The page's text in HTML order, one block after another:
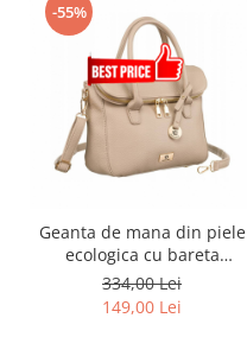
-55%
Geanta de mana din piele
ecologica cu bareta
detasabila - Rovicky PTR-R-
TOR-ALE-8-1087 D.B
334,00 Lei
149,00 Lei